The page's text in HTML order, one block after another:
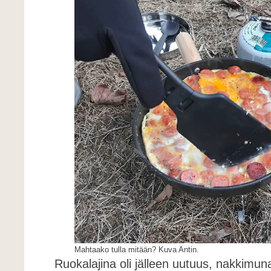
Mahtaako tulla mitään? Kuva Antin.
Ruokalajina oli jälleen uutuus,